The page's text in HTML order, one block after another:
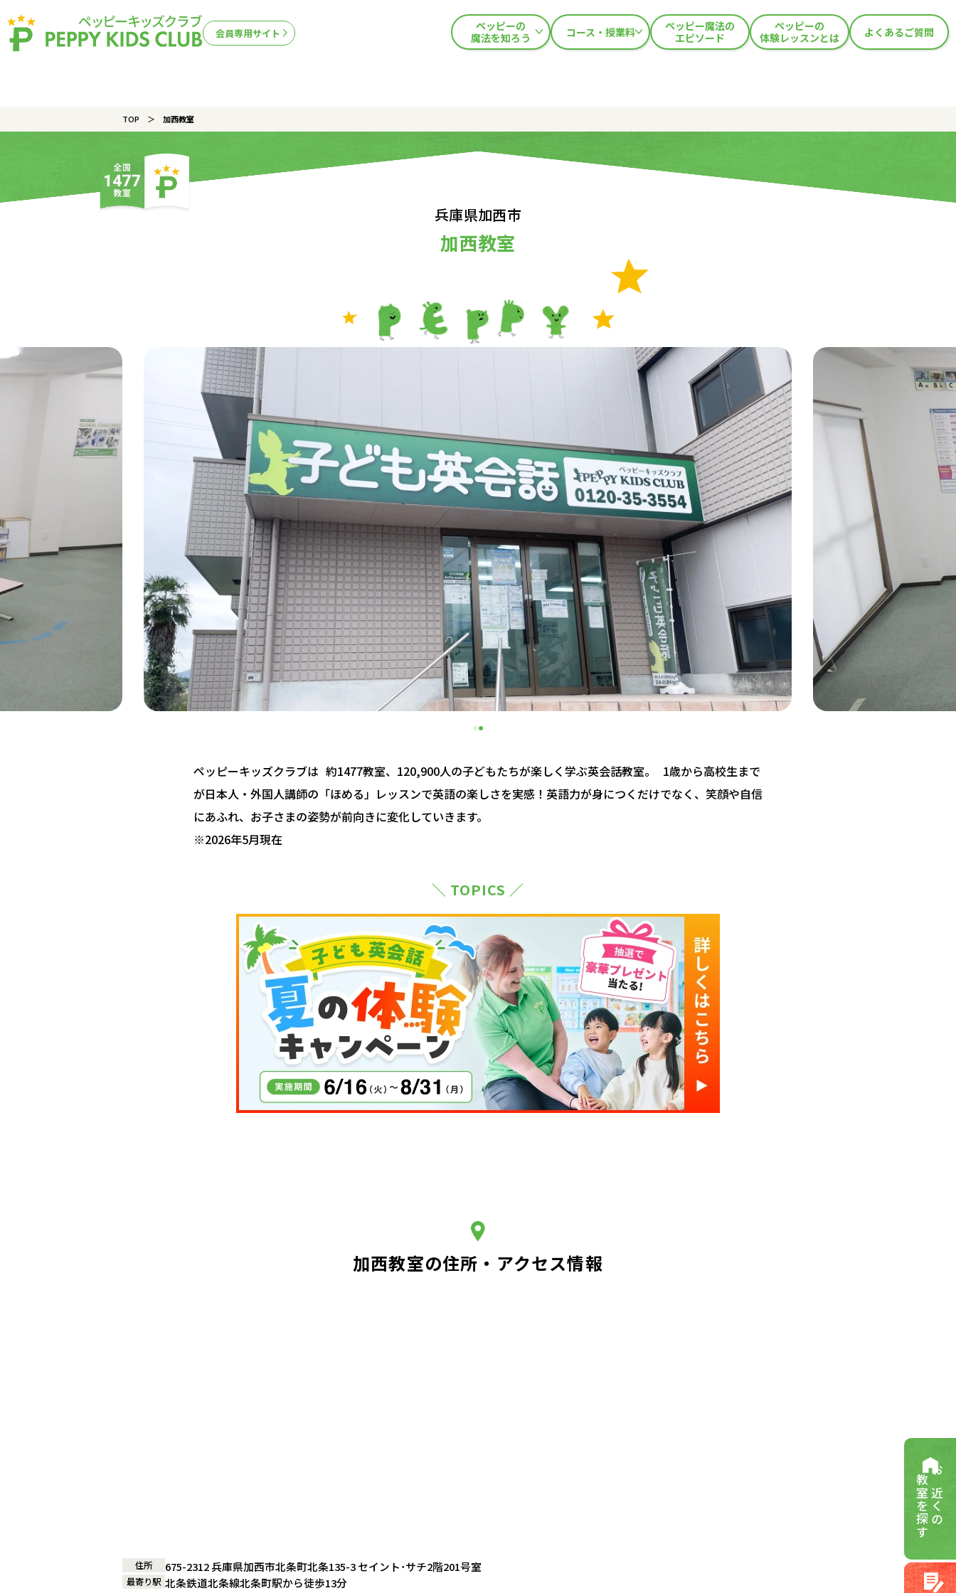
会員専用サイト
ペッピーの
魔法を知ろう
コース・授業料
ペッピー魔法の
エピソード
ペッピーの
体験レッスンとは
よくあるご質問
TOP 加西教室
兵庫県加西市
加西教室
ペッピーキッズクラブは 約1477教室、120,900人の子どもたちが楽しく学ぶ英会話教室。 1歳から高校生まで
が日本人・外国人講師の「ほめる」レッスンで英語の楽しさを実感！英語力が身につくだけでなく、笑顔や自信
にあふれ、お子さまの姿勢が前向きに変化していきます。
※2026年5月現在
＼ TOPICS ／
加西教室の住所・アクセス情報
住所 675-2312 兵庫県加西市北条町北条135-3 セイント･サチ2階201号室
最寄り駅 北条鉄道北条線北条町駅から徒歩13分
お近くの
教室を探す